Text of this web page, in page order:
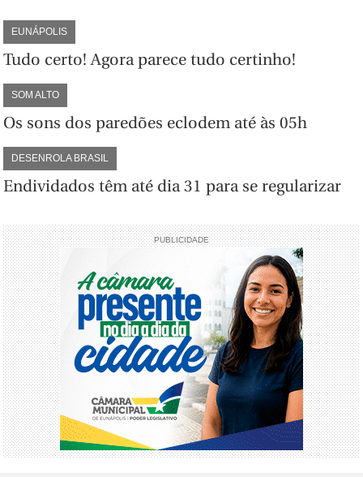
EUNÁPOLIS
Tudo certo! Agora parece tudo certinho!
SOM ALTO
Os sons dos paredões eclodem até às 05h
DESENROLA BRASIL
Endividados têm até dia 31 para se regularizar
PUBLICIDADE